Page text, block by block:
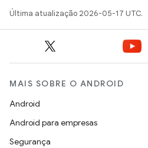
Última atualização 2026-05-17 UTC.
MAIS SOBRE O ANDROID
Android
Android para empresas
Segurança